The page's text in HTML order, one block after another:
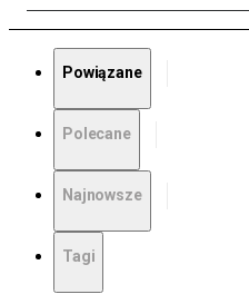
Powiązane
Polecane
Najnowsze
Tagi